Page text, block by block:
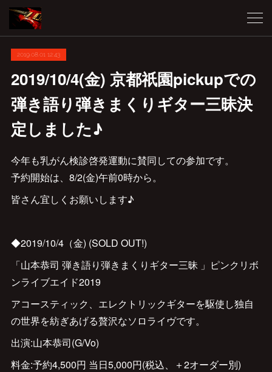
2019.08.01 12:43
2019/10/4(金) 京都祇園pickupでの
弾き語り弾きまくりギター三昧決
定しました♪
今年も乳がん検診啓発運動に賛同しての参加です。
予約開始は、8/2(金)午前0時から。
皆さん宜しくお願いします♪
◆2019/10/4（金) (SOLD OUT!)
「山本恭司 弾き語り弾きまくりギター三昧 」ピンクリボ
ンライブエイド2019
アコースティック、エレクトリックギターを駆使し独自
の世界を紡ぎあげる贅沢なソロライヴです。
出演:山本恭司(G/Vo)
料金:予約4,500円 当日5,000円(税込、＋2オーダー別)